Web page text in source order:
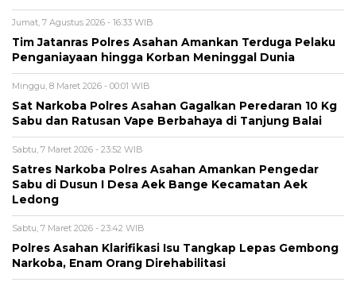
Jumat, 7 Agustus 2026 - 16:33 WIB
Tim Jatanras Polres Asahan Amankan Terduga Pelaku
Penganiayaan hingga Korban Meninggal Dunia
Minggu, 8 Maret 2026 - 00:01 WIB
Sat Narkoba Polres Asahan Gagalkan Peredaran 10 Kg
Sabu dan Ratusan Vape Berbahaya di Tanjung Balai
Sabtu, 7 Maret 2026 - 23:52 WIB
Satres Narkoba Polres Asahan Amankan Pengedar
Sabu di Dusun I Desa Aek Bange Kecamatan Aek
Ledong
Sabtu, 7 Maret 2026 - 23:42 WIB
Polres Asahan Klarifikasi Isu Tangkap Lepas Gembong
Narkoba, Enam Orang Direhabilitasi